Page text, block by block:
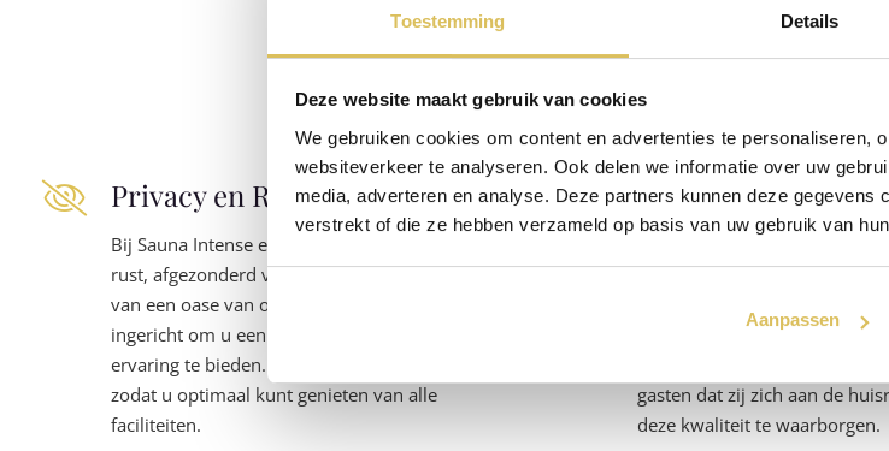
Toestemming Details
Deze website maakt gebruik van cookies
We gebruiken cookies om content en advertenties te personaliseren,
websiteverkeer te analyseren. Ook delen we informatie over uw
media, adverteren en analyse. Deze partners kunnen deze gegevens
verstrekt of die ze hebben verzameld op basis van uw gebruik van
Aanpassen
Heeft u iets te vieren, of wilt u zomaar ongedwongen
boek dan één van onze prachtige wellnessruimtes en
Privacy en Rust
Bij Sauna Intense ervaart u volledige privacy en
rust, afgezonderd van de buitenwereld. Geniet
van een oase van ontspanning, waar alles is
ingericht om u een intieme en ongestoorde
ervaring te bieden. Hier is privé ook echt privé,
zodat u optimaal kunt genieten van alle
faciliteiten.
Hygiëne en
extra zorg voor de warme en
maandelijkse controles
gasten dat zij zich aan de
deze kwaliteit te waarborgen.